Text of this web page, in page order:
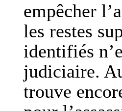
empêcher
les restes
identifiés
judiciaire.
trouve